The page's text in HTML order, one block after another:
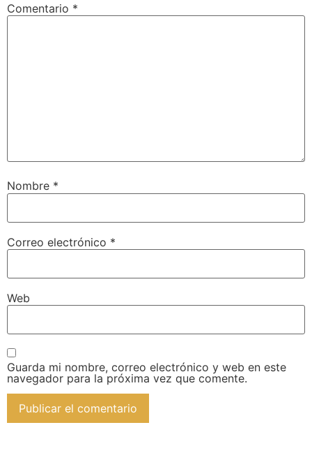
Comentario *
Nombre *
Correo electrónico *
Web
Guarda mi nombre, correo electrónico y web en este
navegador para la próxima vez que comente.